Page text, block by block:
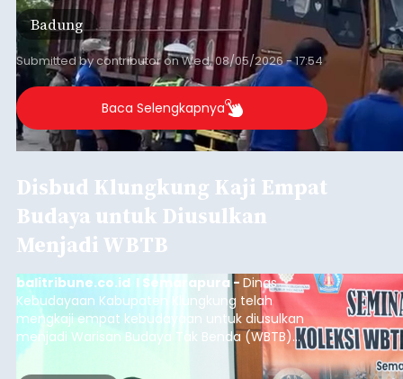
Badung
Submitted bycontributoronWed, 08/05/2026 - 17:54
Baca Selengkapnya
Disbud Klungkung Kaji Empat
Budaya untuk Diusulkan
Menjadi WBTB
balitribune.co.id I Semarapura - Dinas
Kebudayaan Kabupaten Klungkung telah
mengkaji empat kebudayaan untuk diusulkan
menjadi Warisan Budaya Tak Benda (WBTB)
tahun 2026.